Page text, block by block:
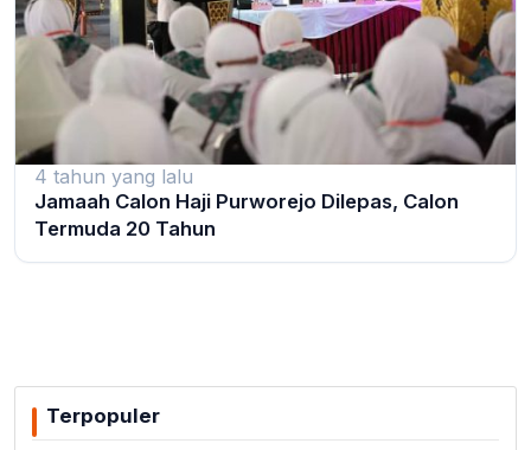
4 tahun yang lalu
Jamaah Calon Haji Purworejo Dilepas, Calon
Termuda 20 Tahun
Terpopuler